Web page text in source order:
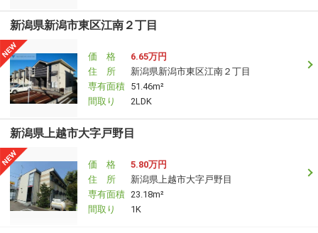
新潟県新潟市東区江南２丁目
価 格
6.65万円
住 所
新潟県新潟市東区江南２丁目
専有面積 51.46m²
間取り
2LDK
新潟県上越市大字戸野目
価 格
5.80万円
住 所
新潟県上越市大字戸野目
専有面積 23.18m²
間取り
1K